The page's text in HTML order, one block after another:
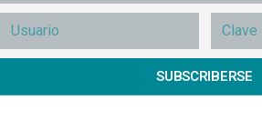
SUBSCRIBERSE